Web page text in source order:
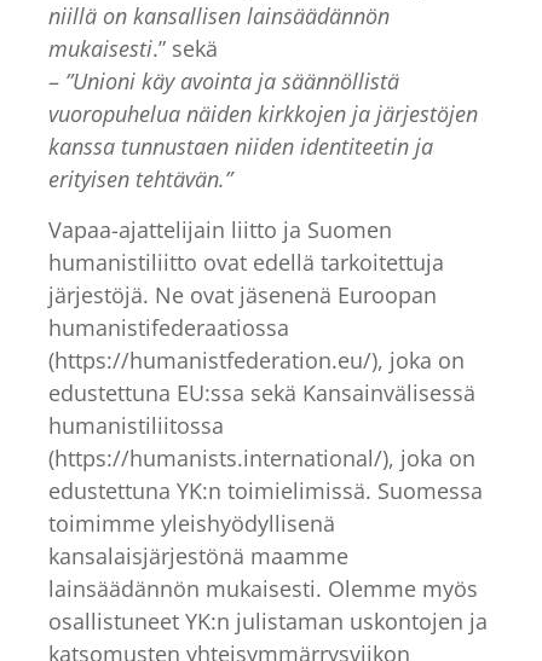
niillä on kansallisen lainsäädännön
mukaisesti.” sekä
– ”Unioni käy avointa ja säännöllistä
vuoropuhelua näiden kirkkojen ja järjestöjen
kanssa tunnustaen niiden identiteetin ja
erityisen tehtävän.”
Vapaa-ajattelijain liitto ja Suomen
humanistiliitto ovat edellä tarkoitettuja
järjestöjä. Ne ovat jäsenenä Euroopan
humanistifederaatiossa
(https://humanistfederation.eu/), joka on
edustettuna EU:ssa sekä Kansainvälisessä
humanistiliitossa
(https://humanists.international/), joka on
edustettuna YK:n toimielimissä. Suomessa
toimimme yleishyödyllisenä
kansalaisjärjestönä maamme
lainsäädännön mukaisesti. Olemme myös
osallistuneet YK:n julistaman uskontojen ja
katsomusten yhteisymmärrysviikon